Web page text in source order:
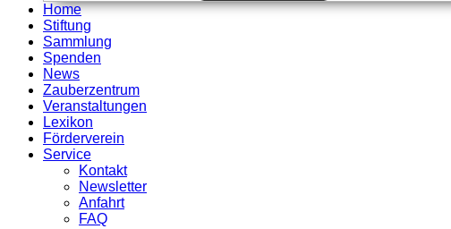
Home
Stiftung
Sammlung
Spenden
News
Zauberzentrum
Veranstaltungen
Lexikon
Förderverein
Service
Kontakt
Newsletter
Anfahrt
FAQ